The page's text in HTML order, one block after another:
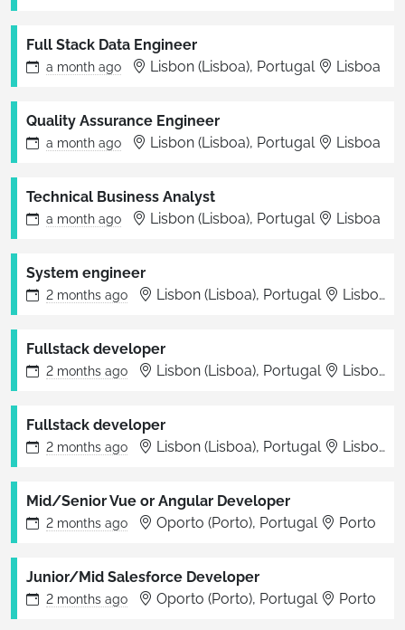
Full Stack Data Engineer
a month ago Lisbon (Lisboa), Portugal Lisboa
Quality Assurance Engineer
a month ago Lisbon (Lisboa), Portugal Lisboa
Technical Business Analyst
a month ago Lisbon (Lisboa), Portugal Lisboa
System engineer
2 months ago Lisbon (Lisboa), Portugal Lisboa
Fullstack developer
2 months ago Lisbon (Lisboa), Portugal Lisboa
Fullstack developer
2 months ago Lisbon (Lisboa), Portugal Lisboa
Mid/Senior Vue or Angular Developer
2 months ago Oporto (Porto), Portugal Porto
Junior/Mid Salesforce Developer
2 months ago Oporto (Porto), Portugal Porto